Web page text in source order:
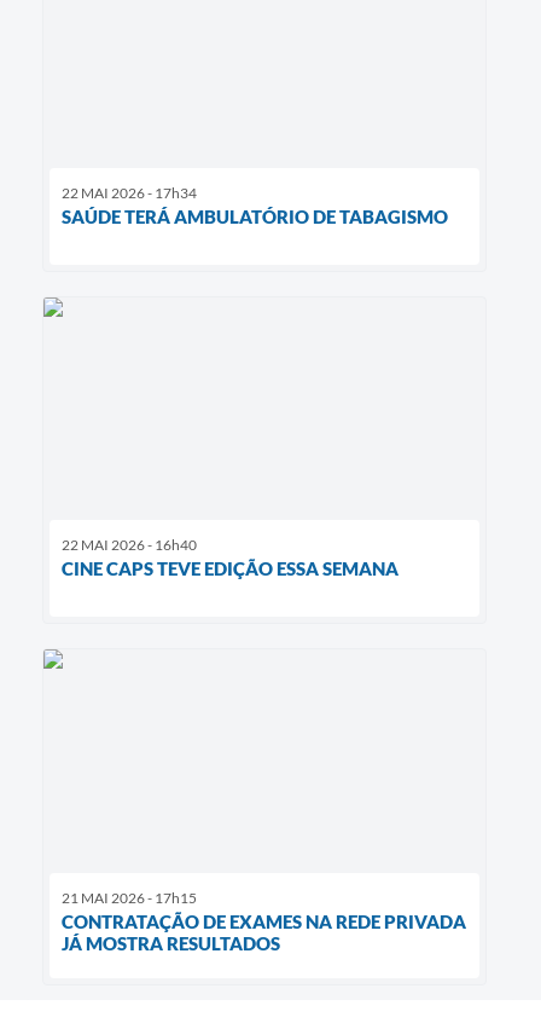
22 MAI 2026 - 17h34
SAÚDE TERÁ AMBULATÓRIO DE TABAGISMO
22 MAI 2026 - 16h40
CINE CAPS TEVE EDIÇÃO ESSA SEMANA
21 MAI 2026 - 17h15
CONTRATAÇÃO DE EXAMES NA REDE PRIVADA
JÁ MOSTRA RESULTADOS